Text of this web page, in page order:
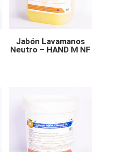
Jabón Lavamanos
Neutro – HAND M NF